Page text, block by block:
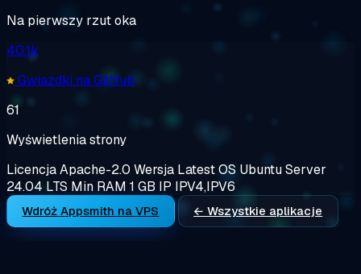
Na pierwszy rzut oka
40.1k
Gwiazdki na GitHub
61
Wyświetlenia strony
LicencjaApache-2.0 Wersja LatestOS Ubuntu Server
24.04 LTS Min RAM 1 GB IP IPV4,IPV6
Wdróż Appsmith na VPS ← Wszystkie aplikacje